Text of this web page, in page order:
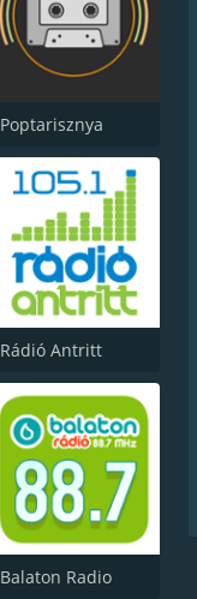
Poptarisznya
Rádió Antritt
Balaton Radio